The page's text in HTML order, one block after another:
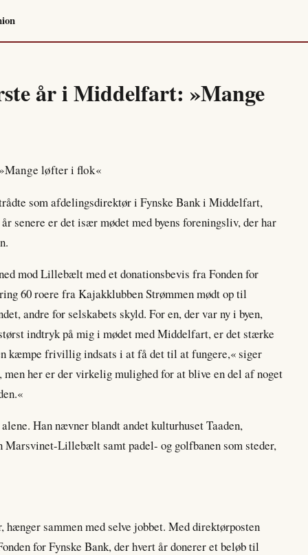
år i Middelfart: »Mange
som afdelingsdirektør i Fynske Bank i Middelfart,
senere er det især mødet med byens foreningsliv, der har
mod Lillebælt med et donationsbevis fra Fonden for
60 roere fra Kajakklubben Strømmen mødt op til
andre for selskabets skyld. For en, der var ny i byen,
indtryk på mig i mødet med Middelfart, er det stærke
kæmpe frivillig indsats i at få det til at fungere,« siger
her er der virkelig mulighed for at blive en del af noget
Han nævner blandt andet kulturhuset Taaden,
Lillebælt samt padel- og golfbanen som steder,
sammen med selve jobbet. Med direktørposten
for Fynske Bank, der hvert år donerer et beløb til